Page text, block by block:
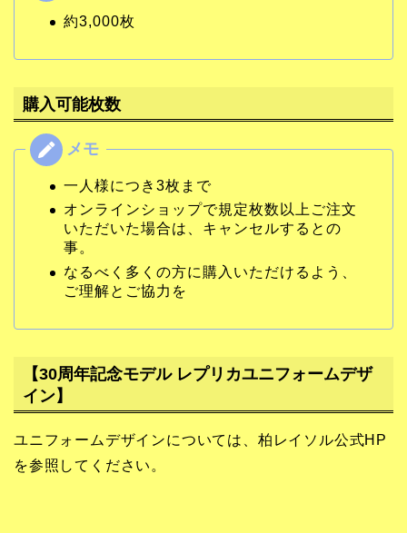
約3,000枚
購入可能枚数
一人様につき3枚まで
オンラインショップで規定枚数以上ご注文
いただいた場合は、キャンセルするとの
事。
なるべく多くの方に購入いただけるよう、
ご理解とご協力を
【30周年記念モデル レプリカユニフォームデザ
イン】
ユニフォームデザインについては、柏レイソル公式HP
を参照してください。